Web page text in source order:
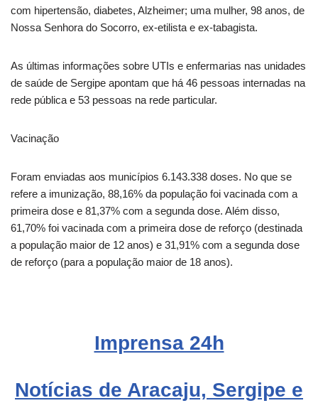
com hipertensão, diabetes, Alzheimer; uma mulher, 98 anos, de
Nossa Senhora do Socorro, ex-etilista e ex-tabagista.
As últimas informações sobre UTIs e enfermarias nas unidades
de saúde de Sergipe apontam que há 46 pessoas internadas na
rede pública e 53 pessoas na rede particular.
Vacinação
Foram enviadas aos municípios 6.143.338 doses. No que se
refere a imunização, 88,16% da população foi vacinada com a
primeira dose e 81,37% com a segunda dose. Além disso,
61,70% foi vacinada com a primeira dose de reforço (destinada
a população maior de 12 anos) e 31,91% com a segunda dose
de reforço (para a população maior de 18 anos).
Imprensa 24h
Notícias de Aracaju, Sergipe e